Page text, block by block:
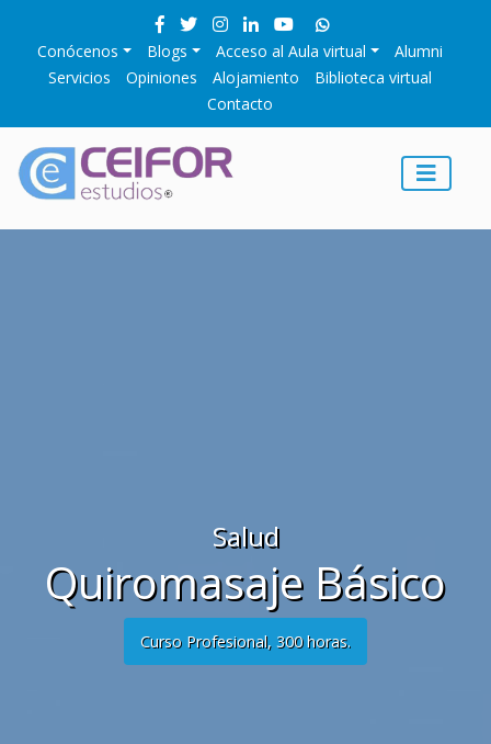
Conócenos Blogs Acceso al Aula virtual
Alumni
Servicios
Opiniones Alojamiento
Biblioteca virtual
Contacto
Salud
Quiromasaje Básico
Curso Profesional, 300 horas.